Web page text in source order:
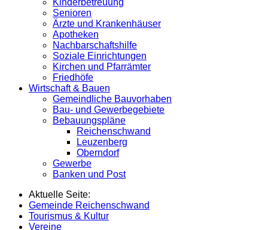
Kinderbetreuung
Senioren
Ärzte und Krankenhäuser
Apotheken
Nachbarschaftshilfe
Soziale Einrichtungen
Kirchen und Pfarrämter
Friedhöfe
Wirtschaft & Bauen
Gemeindliche Bauvorhaben
Bau- und Gewerbegebiete
Bebauungspläne
Reichenschwand
Leuzenberg
Oberndorf
Gewerbe
Banken und Post
Aktuelle Seite:
Gemeinde Reichenschwand
Tourismus & Kultur
Vereine